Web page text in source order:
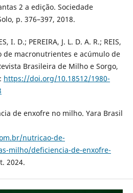
2 a edição. Sociedade
p. 376–397, 2018.
I. D.; PEREIRA, J. L. D. A. R.; REIS,
de macronutrientes e acúmulo de
Brasileira de Milho e Sorgo,
https://doi.org/10.18512/1980-
de enxofre no milho. Yara Brasil
nutricao-de-
milho/deficiencia-de-enxofre-
2024.